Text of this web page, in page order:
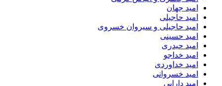
امید جهان
امید حاجیلی
امید حاجیلی و سیروان خسروی
امید حسینی
امید حیدری
امید خداجو
امید خداوردی
امید خسروانی
امید دارابی